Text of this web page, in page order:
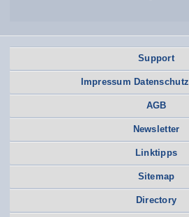
Support
Impressum
AGB
Newsletter
Linktipps
Sitemap
Directory